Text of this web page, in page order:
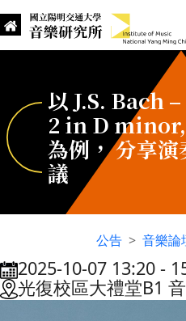
國立陽明交通大學 音樂研
以 J.S. Bach
2 in D
為例， 分享
議
公告 音樂論
::: 2025-10-07 13:20 ‐
光復校區大禮堂B1